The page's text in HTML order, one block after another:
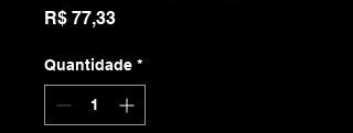
R$ 77,33Preço
Quantidade *